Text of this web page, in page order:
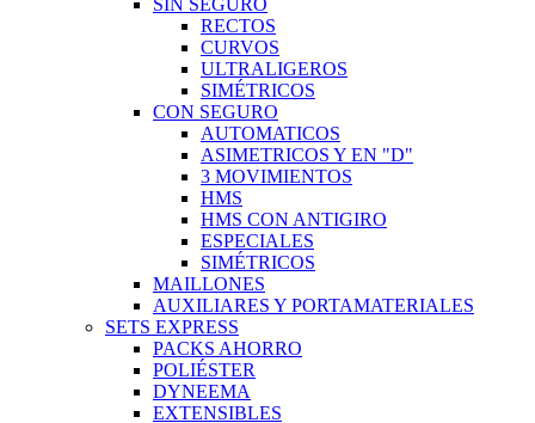
SIN SEGURO
RECTOS
CURVOS
ULTRALIGEROS
SIMÉTRICOS
CON SEGURO
AUTOMATICOS
ASIMETRICOS Y EN "D"
3 MOVIMIENTOS
HMS
HMS CON ANTIGIRO
ESPECIALES
SIMÉTRICOS
MAILLONES
AUXILIARES Y PORTAMATERIALES
SETS EXPRESS
PACKS AHORRO
POLIÉSTER
DYNEEMA
EXTENSIBLES